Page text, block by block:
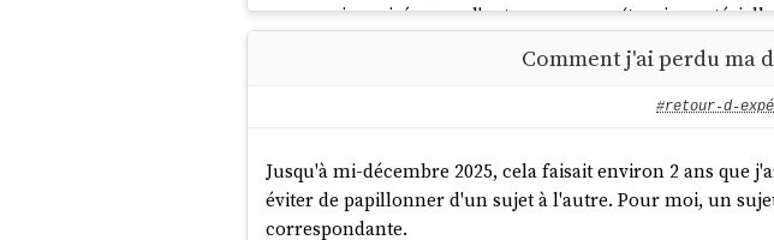
mais croisés avec d'autres mesures (tension
Les données qui deviennent des données de santé
une donnée de santé — mais le motif de la
Concrètement, dans l'application de mon ami, cela inclut
seulement la « base médicale » au sens strict — c'est tout
consulté pour des soins.
Comment j'ai perdu ma
#retour-d-
Jusqu'à mi-décembre 2025, cela faisait environ 2 ans que
éviter de papillonner d'un sujet à l'autre. Pour moi, un
correspondante.